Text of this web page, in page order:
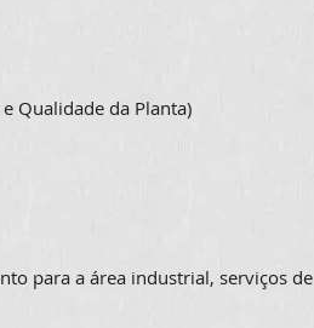
Qualidade da Planta)
para a área industrial, serviços de